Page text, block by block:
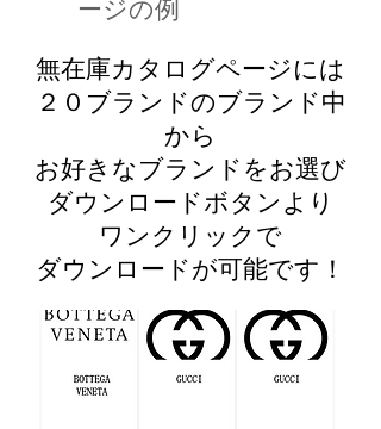
ージの例
無在庫カタログページには
２０ブランドのブランド中
から
お好きなブランドをお選び
​ダウンロードボタンより
ワンクリックで
ダウンロードが可能です！